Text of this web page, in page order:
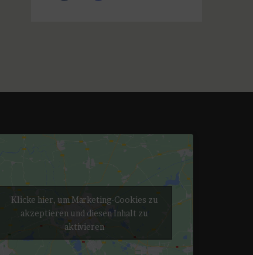
Klicke hier, um Marketing-Cookies zu
akzeptieren und diesen Inhalt zu
aktivieren